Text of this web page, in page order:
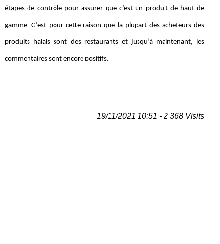
étapes de contrôle pour assurer que c’est un produit de haut de
gamme. C’est pour cette raison que la plupart des acheteurs des
produits halals sont des restaurants et jusqu’à maintenant, les
commentaires sont encore positifs.
19/11/2021 10:51 - 2 368 Visits